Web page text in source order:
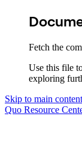
Fetch the
Use this file
exploring
Skip to main content
Quo Resource